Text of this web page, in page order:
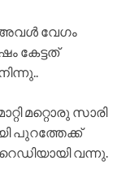
വേഗം
കേട്ടത്
മറ്റൊരു സാരി
പുറത്തേക്ക്
വന്നു.